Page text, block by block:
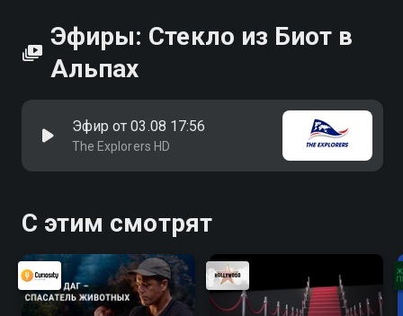
Эфиры: Стекло из Биот в
Альпах
Эфир от 03.08 17:56
The Explorers HD
С этим смотрят